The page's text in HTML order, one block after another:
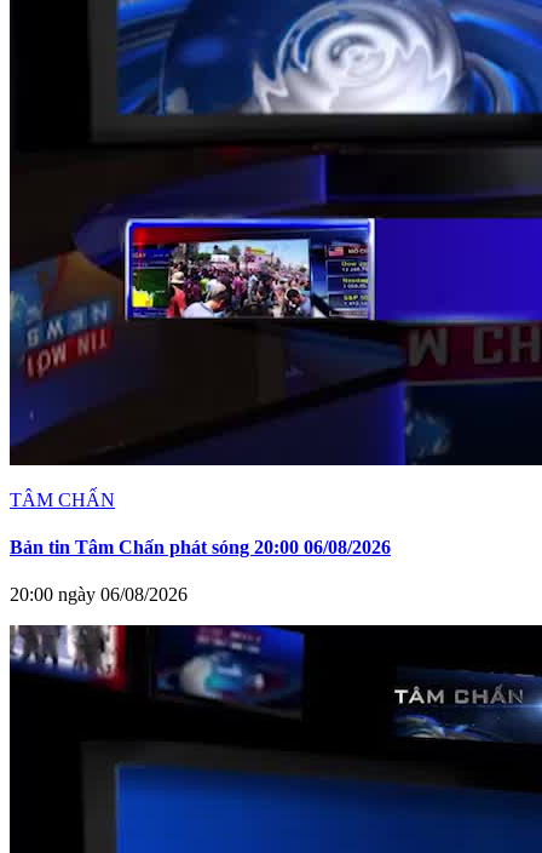
TÂM CHẤN
Bản tin Tâm Chấn phát sóng 20:00 06/08/2026
20:00 ngày 06/08/2026